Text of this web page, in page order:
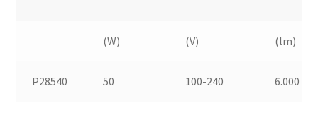
(W) (V) (lm)
P28540 50 100-240 6.000